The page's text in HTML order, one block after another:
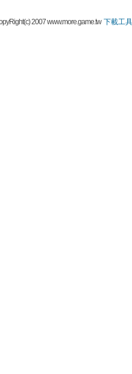
2007 www.more.game.tw下載工